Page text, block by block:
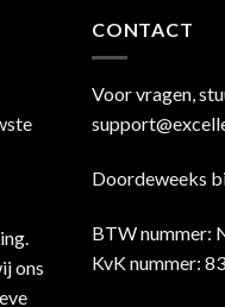
ons
CONTACT
Voor vragen,
Doordeweeks
BTW nummer:
KvK nummer: